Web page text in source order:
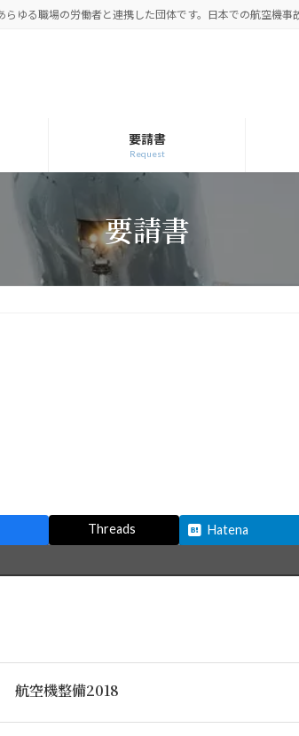
らゆる職場の労働者と連携した団体です。日本での航空機
要請書
Request
要請書
Threads Hatena
航空機整備2018